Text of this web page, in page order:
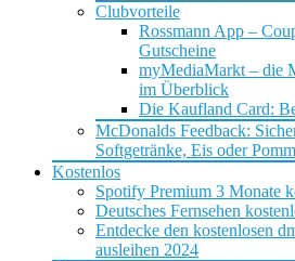
Clubvorteile
Rossmann App –
Gutscheine
myMediaMarkt – die
im Überblick
Die Kaufland Card:
McDonalds Feedback:
Softgetränke, Eis oder
Kostenlos
Spotify Premium 3 Monate
Deutsches Fernsehen
Entdecke den kostenlosen
ausleihen 2024